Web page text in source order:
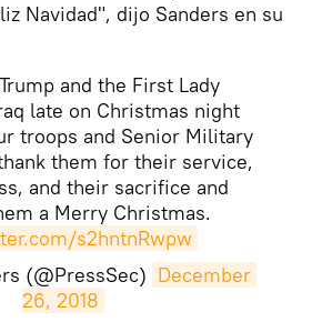
Navidad", dijo Sanders en su
and the First Lady
late on Christmas night
troops and Senior Military
them for their service,
and their sacrifice and
a Merry Christmas.
s2hntnRwpw
(@PressSec) December
26, 2018